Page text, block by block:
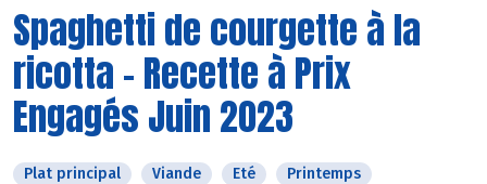
Spaghetti de courgette à la
ricotta - Recette à Prix
Engagés Juin 2023
Plat principal Viande Eté Printemps